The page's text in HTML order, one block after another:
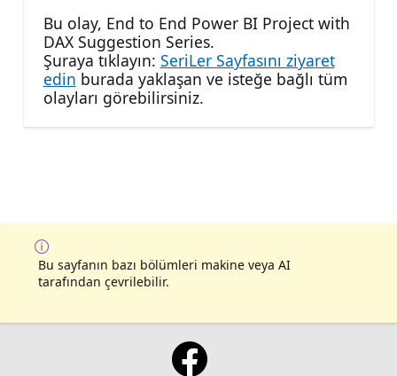
Bu olay, End to End Power BI Project with
DAX Suggestion Series.
Şuraya tıklayın: SeriLer Sayfasını ziyaret
edin burada yaklaşan ve isteğe bağlı tüm
olayları görebilirsiniz.
Bu sayfanın bazı bölümleri makine veya AI
tarafından çevrilebilir.